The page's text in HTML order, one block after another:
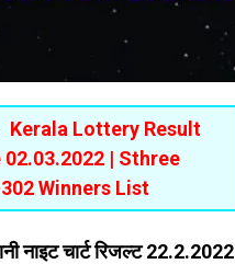
Kerala Lottery Result
02.03.2022 | Sthree
Winners List
नाइट चार्ट रिजल्ट 22.2.2022